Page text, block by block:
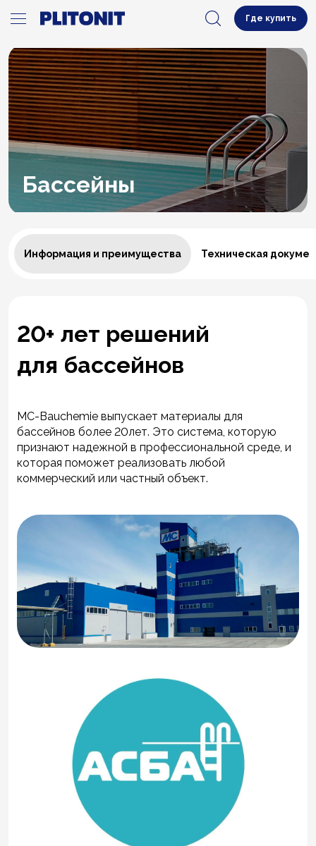
Где купить
Бассейны
Информация и преимущества Техническая
20+ лет решений
для бассейнов
MC-Bauchemie выпускает материалы для
бассейнов более 20лет. Это система, которую
признают надежной в профессиональной среде, и
которая поможет реализовать любой
коммерческий или частный объект.